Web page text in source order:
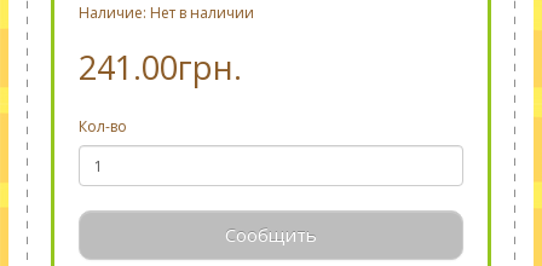
Наличие: Нет в наличии
241.00грн.
Кол-во
Сообщить